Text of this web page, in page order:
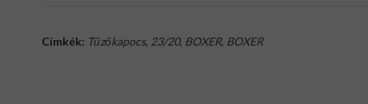
Címkék: Tűzőkapocs, 23/20, BOXER, BOXER